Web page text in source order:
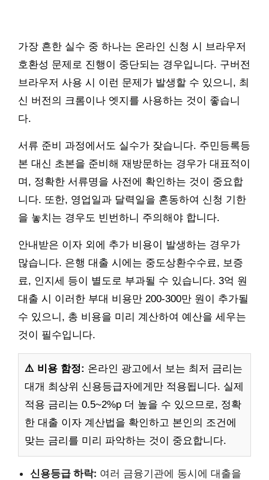
가장 흔한 실수 중 하나는 온라인 신청 시 브라우저
호환성 문제로 진행이 중단되는 경우입니다. 구버전
브라우저 사용 시 이런 문제가 발생할 수 있으니, 최
신 버전의 크롬이나 엣지를 사용하는 것이 좋습니
다.
서류 준비 과정에서도 실수가 잦습니다. 주민등록등
본 대신 초본을 준비해 재방문하는 경우가 대표적이
며, 정확한 서류명을 사전에 확인하는 것이 중요합
니다. 또한, 영업일과 달력일을 혼동하여 신청 기한
을 놓치는 경우도 빈번하니 주의해야 합니다.
안내받은 이자 외에 추가 비용이 발생하는 경우가
많습니다. 은행 대출 시에는 중도상환수수료, 보증
료, 인지세 등이 별도로 부과될 수 있습니다. 3억 원
대출 시 이러한 부대 비용만 200-300만 원이 추가될
수 있으니, 총 비용을 미리 계산하여 예산을 세우는
것이 필수입니다.
⚠️ 비용 함정: 온라인 광고에서 보는 최저 금리는
대개 최상위 신용등급자에게만 적용됩니다. 실제
적용 금리는 0.5~2%p 더 높을 수 있으므로, 정확
한 대출 이자 계산법을 확인하고 본인의 조건에
맞는 금리를 미리 파악하는 것이 중요합니다.
신용등급 하락: 여러 금융기관에 동시에 대출을